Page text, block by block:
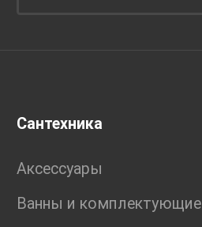
Сантехника
Аксессуары
Ванны и комплектующие